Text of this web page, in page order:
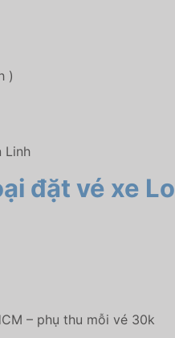
)
Linh
đặt vé xe
– phụ thu mỗi vé 30k